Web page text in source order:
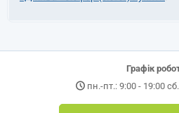
Графік
пн.-пт.: 9:00 - 19:00